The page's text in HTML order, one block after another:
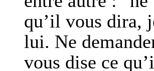
qu’il vous dira,
lui. Ne
vous dise ce